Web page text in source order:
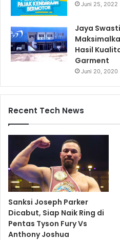
Juni 25, 2022
Jaya
Hasil
Garment
Juni 20, 2020
Recent Tech News
Sanksi Joseph Parker
Dicabut, Siap Naik Ring di
Pentas Tyson Fury Vs
Anthony Joshua